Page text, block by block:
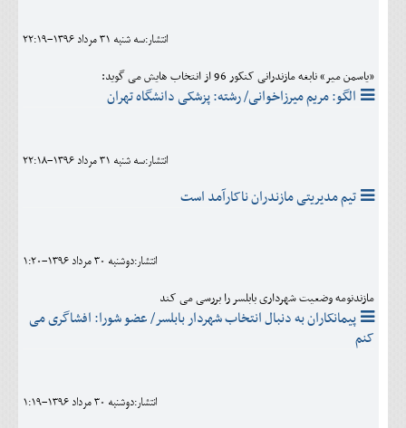
انتشار:سه شنبه 31 مرداد 1396-22:19
«یاسمن میر» نابغه مازندرانی کنکور 96 از انتخاب هایش می گوید:
الگو: مریم میرزاخوانی/ رشته: پزشکی دانشگاه تهران
انتشار:سه شنبه 31 مرداد 1396-22:18
تیم مدیریتی مازندران ناکارآمد است
انتشار:دوشنبه 30 مرداد 1396-1:20
مازندنومه وضعیت شهرداری بابلسر را بررسی می کند
پیمانکاران به دنبال انتخاب شهردار بابلسر/ عضو شورا: افشاگری می
کنم
انتشار:دوشنبه 30 مرداد 1396-1:19